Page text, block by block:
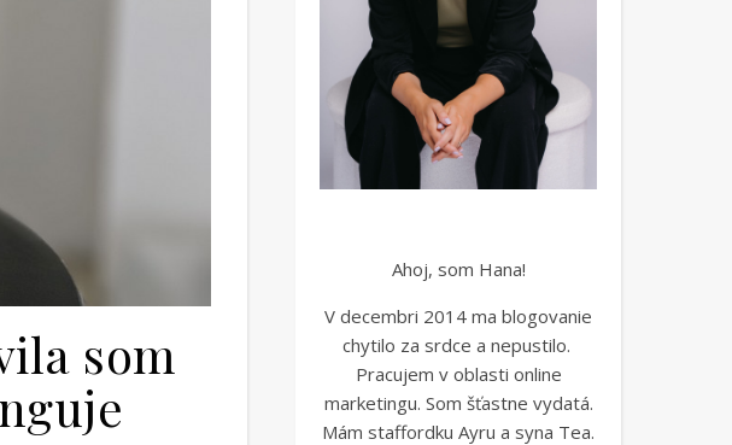
som
Ahoj, som Hana!
V decembri 2014 ma blogovanie
chytilo za srdce a nepustilo.
Pracujem v oblasti online
marketingu. Som šťastne vydatá.
Mám staffordku Ayru a syna Tea.